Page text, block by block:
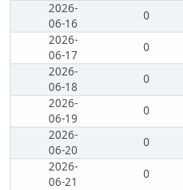
2026-
06-16
0
2026-
06-17
0
2026-
06-18
0
2026-
06-19
0
2026-
06-20
0
2026-
06-21
0